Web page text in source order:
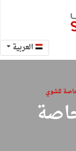
العربية
للشوي